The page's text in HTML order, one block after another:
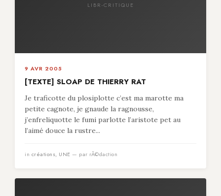
LIBR-CRITIQUE
9 AVR 2005
[TEXTE] SLOAP DE THIERRY RAT
Je traficotte du plosiplotte c’est ma marotte ma
petite cagnote, je gnaude la ragnousse,
j’enfreliquotte le fumi parlotte l’aristote pet au
l’aimé douce la rustre...
in créations, UNE — par rÃ©daction